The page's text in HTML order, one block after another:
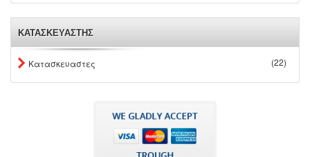
ΚΑΤΑΣΚΕΥΑΣΤΗΣ
Κατασκευαστες (22)